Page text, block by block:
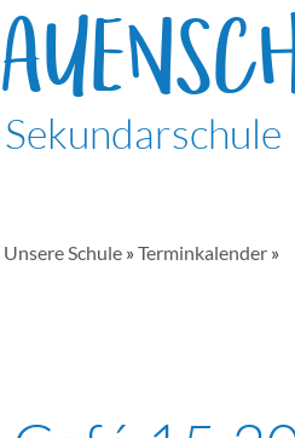
Unsere Schule»Terminkalender»